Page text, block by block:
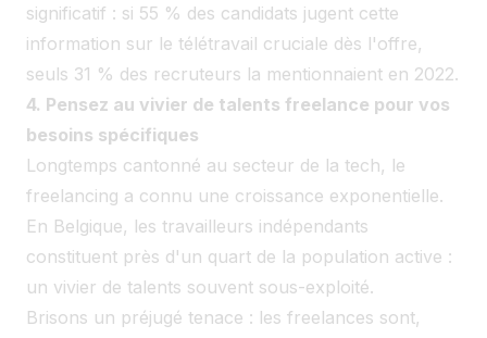
significatif : si 55 % des candidats jugent cette
information sur le télétravail cruciale dès l'offre,
seuls 31 % des recruteurs la mentionnaient en 2022.
4. Pensez au vivier de talents freelance pour vos
besoins spécifiques
Longtemps cantonné au secteur de la tech, le
freelancing a connu une croissance exponentielle.
En Belgique, les travailleurs indépendants
constituent près d'un quart de la population active :
un vivier de talents souvent sous-exploité.
Brisons un préjugé tenace : les freelances sont,